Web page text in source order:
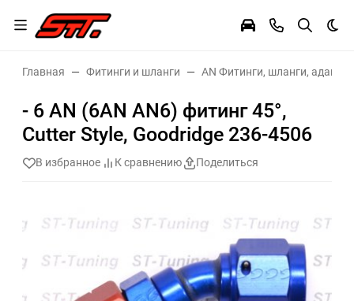
Главная Фитинги и шланги AN Фитинги, шланги,
- 6 AN (6AN AN6) фитинг 45°,
Cutter Style, Goodridge 236-4506
В избранное К сравнению Поделиться